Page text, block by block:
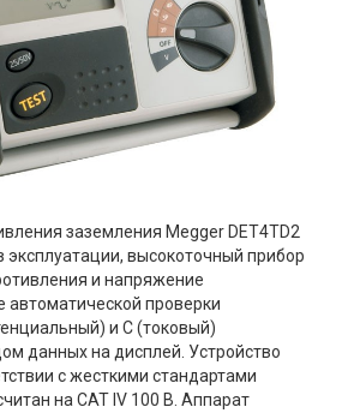
заземления Megger DET4TD2
эксплуатации, высокоточный прибор
и напряжение
автоматической проверки
и С (токовый)
данных на дисплей. Устройство
с жесткими стандартами
на CAT IV 100 В. Аппарат